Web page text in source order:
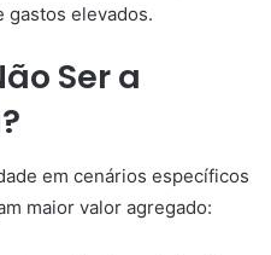
gastos elevados.
Ser a
em cenários específicos
maior valor agregado: